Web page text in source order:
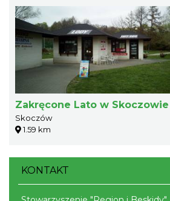
Zakręcone Lato w Skoczowie
Skoczów
1.59 km
KONTAKT